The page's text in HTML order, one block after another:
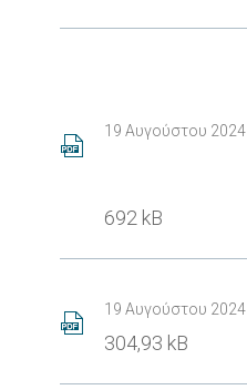
19 Αυγούστου 2024
692 kB
19 Αυγούστου 2024
304,93 kB